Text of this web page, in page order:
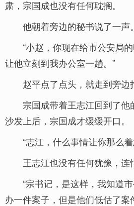
肃，宗国成也没有任何耽搁。
他朝着旁边的秘书说了一声。
“小赵，你现在给市公安局
让他立刻到我办公室一趟。”
赵平点了点头，就走到旁边
宗国成带着王志江回到了
沙发上后，宗国成才缓缓开口。
“志江，什么事情让你那么
王志江也没有任何犹豫，连
“宗书记，是这样，我知道
办一件案子，但是他们低估了案